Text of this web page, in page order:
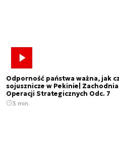
Odporność państwa ważna, jak
sojusznicze w Pekinie|
Operacji Strategicznych Odc. 7
3 min.